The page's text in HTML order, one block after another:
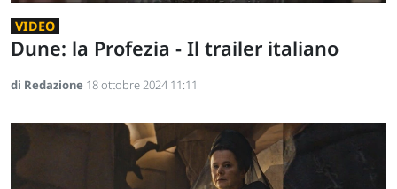
VIDEO
Dune: la Profezia - Il trailer italiano
di Redazione 18 ottobre 2024 11:11